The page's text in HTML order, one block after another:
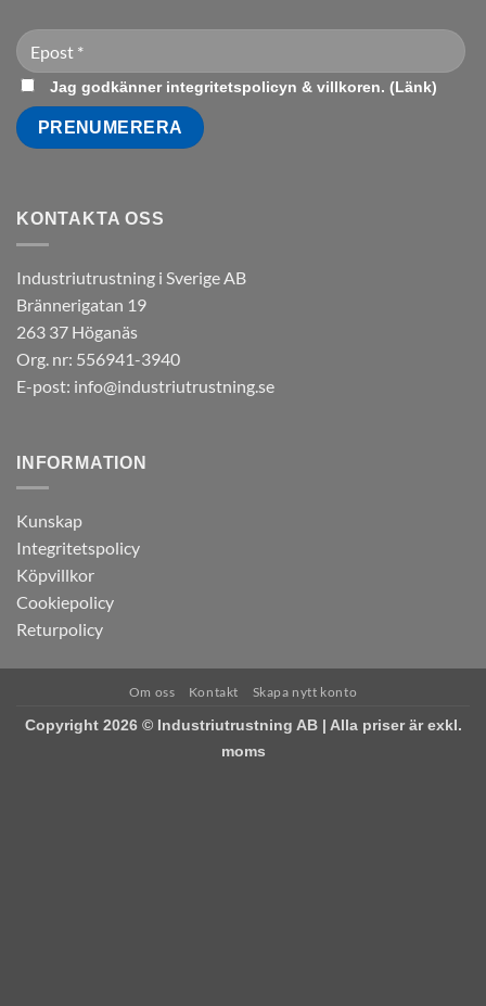
Jag godkänner integritetspolicyn & villkoren. (Länk)
KONTAKTA OSS
Industriutrustning i Sverige AB
Brännerigatan 19
263 37 Höganäs
Org. nr: 556941-3940
E-post: info@industriutrustning.se
INFORMATION
Kunskap
Integritetspolicy
Köpvillkor
Cookiepolicy
Returpolicy
Om oss Kontakt Skapa nytt konto
Copyright 2026 © Industriutrustning AB | Alla priser är exkl.
moms